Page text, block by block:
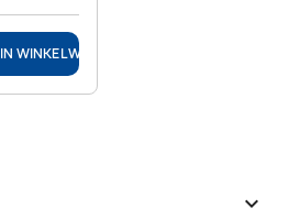
IN WINKELWAGEN
